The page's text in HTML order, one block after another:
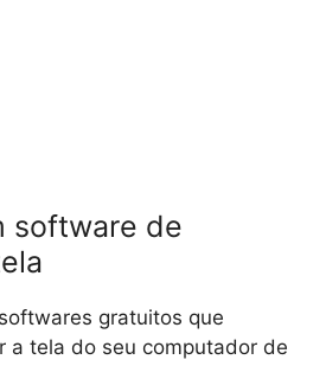
software de
gratuitos que
a tela do seu computador de